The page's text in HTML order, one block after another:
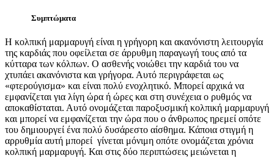
Συμπτώματα
Η κολπική μαρμαρυγή είναι η γρήγορη και ακανόνιστη λειτουργία
της καρδιάς που οφείλεται σε άρρυθμη παραγωγή τους από τα
κύτταρα των κόλπων. Ο ασθενής νοιώθει την καρδιά του να
χτυπάει ακανόνιστα και γρήγορα. Αυτό περιγράφεται ως
«φτερούγισμα» και είναι πολύ ενοχλητικό. Μπορεί αρχικά να
εμφανίζεται για λίγη ώρα ή ώρες και στη συνέχεια ο ρυθμός να
αποκαθίσταται. Αυτό ονομάζεται παροξυσμική κολπική μαρμαρυγή
και μπορεί να εμφανίζεται την ώρα που ο άνθρωπος ηρεμεί οπότε
του δημιουργεί ένα πολύ δυσάρεστο αίσθημα. Κάποια στιγμή η
αρρυθμία αυτή μπορεί γίνεται μόνιμη οπότε ονομάζεται χρόνια
κολπική μαρμαρυγή. Και στις δύο περιπτώσεις μειώνεται η